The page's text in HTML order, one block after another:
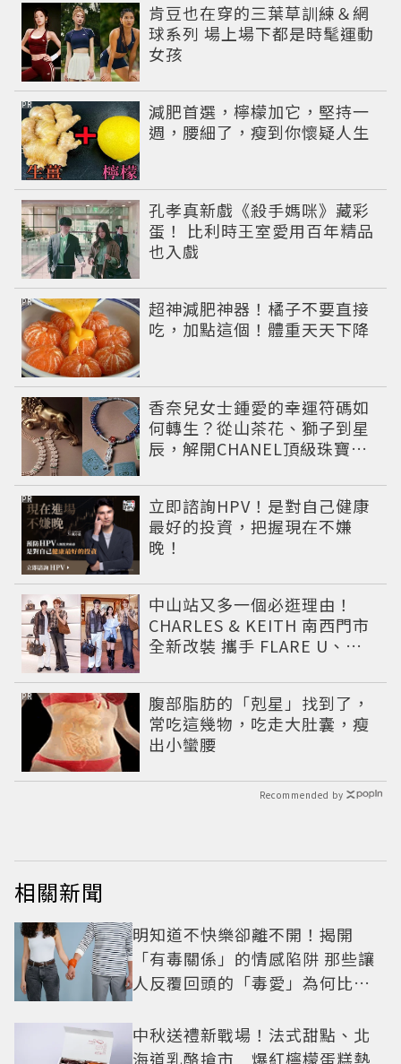
肯豆也在穿的三葉草訓練＆網
球系列 場上場下都是時髦運動
女孩
減肥首選，檸檬加它，堅持一
週，腰細了，瘦到你懷疑人生
PR
孔孝真新戲《殺手媽咪》藏彩
蛋！ 比利時王室愛用百年精品
也入戲
超神減肥神器！橘子不要直接
吃，加點這個！體重天天下降
PR
香奈兒女士鍾愛的幸運符碼如
何轉生？從山茶花、獅子到星
辰，解開CHANEL頂級珠寶
仰美學
立即諮詢HPV！是對自己健康
最好的投資，把握現在不嫌
晚！
PR
中山站又多一個必逛理由！
CHARLES & KEITH 南西門市
全新改裝 攜手 FLARE U、程
腹部脂肪的「剋星」找到了，
常吃這幾物，吃走大肚囊，瘦
出小蠻腰
PR
Recommended by
相關新聞
明知道不快樂卻離不開！揭開
「有毒關係」的情感陷阱 那些讓
人反覆回頭的「毒愛」為何比菸
中秋送禮新戰場！法式甜點、北
海道乳酪搶市 爆紅檸檬蛋糕熱